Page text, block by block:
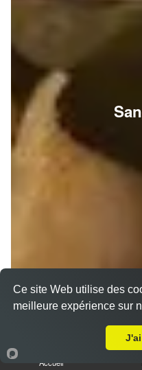
Accueil
Ce site Web utilise des
meilleure expérience sur